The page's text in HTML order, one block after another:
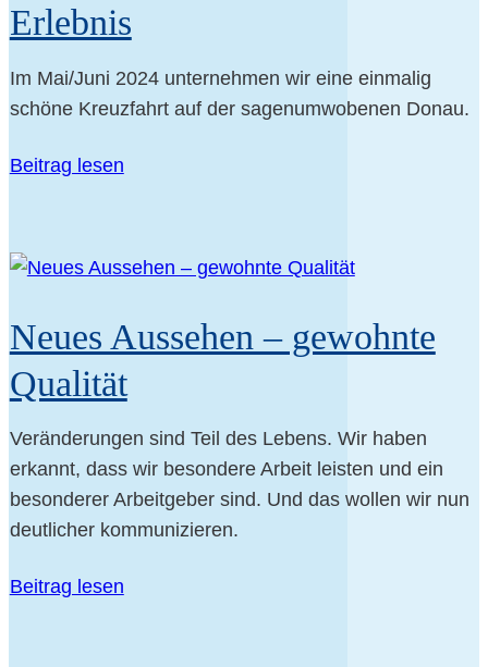
Erlebnis
Im Mai/Juni 2024 unter­neh­men wir eine ein­ma­lig
schö­ne Kreuz­fahrt auf der sagen­um­wo­be­nen Donau.
Bei­trag lesen
Neu­es Aus­se­hen – gewohn­te
Qualität
Ver­än­de­run­gen sind Teil des Lebens. Wir haben
erkannt, dass wir beson­de­re Arbeit leis­ten und ein
beson­de­rer Arbeit­ge­ber sind. Und das wol­len wir nun
deut­li­cher kommunizieren.
Bei­trag lesen